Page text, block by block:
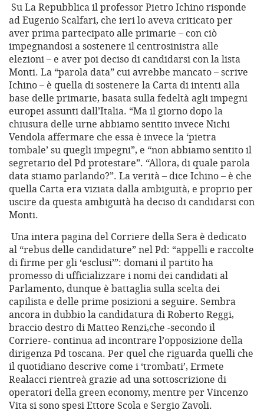
Su La Repubblica il professor Pietro Ichino risponde
ad Eugenio Scalfari, che ieri lo aveva criticato per
aver prima partecipato alle primarie – con ciò
impegnandosi a sostenere il centrosinistra alle
elezioni – e aver poi deciso di candidarsi con la lista
Monti. La “parola data” cui avrebbe mancato – scrive
Ichino – è quella di sostenere la Carta di intenti alla
base delle primarie, basata sulla fedeltà agli impegni
europei assunti dall’Italia. “Ma il giorno dopo la
chiusura delle urne abbiamo sentito invece Nichi
Vendola affermare che essa è invece la ‘pietra
tombale’ su quegli impegni”, e “non abbiamo sentito il
segretario del Pd protestare”. “Allora, di quale parola
data stiamo parlando?”. La verità – dice Ichino – è che
quella Carta era viziata dalla ambiguità, e proprio per
uscire da questa ambiguità ha deciso di candidarsi con
Monti.
Una intera pagina del Corriere della Sera è dedicato
al “rebus delle candidature” nel Pd: “appelli e raccolte
di firme per gli ‘esclusi’”: domani il partito ha
promesso di ufficializzare i nomi dei candidati al
Parlamento, dunque è battaglia sulla scelta dei
capilista e delle prime posizioni a seguire. Sembra
ancora in dubbio la candidatura di Roberto Reggi,
braccio destro di Matteo Renzi,che -secondo il
Corriere- continua ad incontrare l’opposizione della
dirigenza Pd toscana. Per quel che riguarda quelli che
il quotidiano descrive come i ‘trombati’, Ermete
Realacci rientreà grazie ad una sottoscrizione di
operatori della green economy, mentre per Vincenzo
Vita si sono spesi Ettore Scola e Sergio Zavoli.